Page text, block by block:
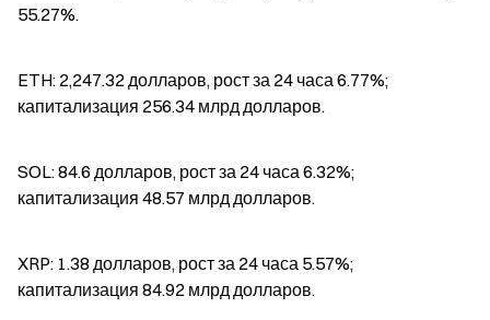
55.27%.
ETH: 2,247.32 долларов, рост за 24 часа 6.77%;
капитализация 256.34 млрд долларов.
SOL: 84.6 долларов, рост за 24 часа 6.32%;
капитализация 48.57 млрд долларов.
XRP: 1.38 долларов, рост за 24 часа 5.57%;
капитализация 84.92 млрд долларов.